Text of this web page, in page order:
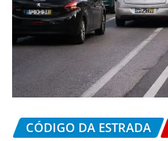
CÓDIGO DA ESTRADA